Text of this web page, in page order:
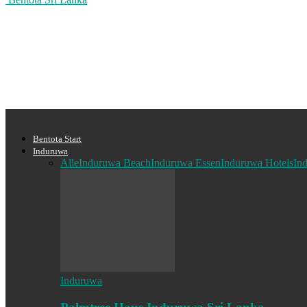
Bentota Start
Induruwa
AlleInduruwa BeachInduruwa EssenInduruwa Hotels
Induruwa